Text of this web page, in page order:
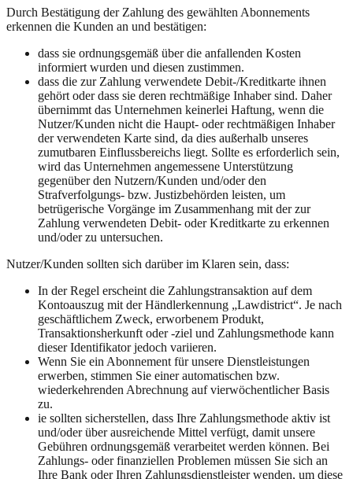
Durch Bestätigung der Zahlung des gewählten Abonnements
erkennen die Kunden an und bestätigen:
dass sie ordnungsgemäß über die anfallenden Kosten
informiert wurden und diesen zustimmen.
dass die zur Zahlung verwendete Debit-/Kreditkarte ihnen
gehört oder dass sie deren rechtmäßige Inhaber sind. Daher
übernimmt das Unternehmen keinerlei Haftung, wenn die
Nutzer/Kunden nicht die Haupt- oder rechtmäßigen Inhaber
der verwendeten Karte sind, da dies außerhalb unseres
zumutbaren Einflussbereichs liegt. Sollte es erforderlich sein,
wird das Unternehmen angemessene Unterstützung
gegenüber den Nutzern/Kunden und/oder den
Strafverfolgungs- bzw. Justizbehörden leisten, um
betrügerische Vorgänge im Zusammenhang mit der zur
Zahlung verwendeten Debit- oder Kreditkarte zu erkennen
und/oder zu untersuchen.
Nutzer/Kunden sollten sich darüber im Klaren sein, dass:
In der Regel erscheint die Zahlungstransaktion auf dem
Kontoauszug mit der Händlerkennung „Lawdistrict“. Je nach
geschäftlichem Zweck, erworbenem Produkt,
Transaktionsherkunft oder -ziel und Zahlungsmethode kann
dieser Identifikator jedoch variieren.
Wenn Sie ein Abonnement für unsere Dienstleistungen
erwerben, stimmen Sie einer automatischen bzw.
wiederkehrenden Abrechnung auf vierwöchentlicher Basis
zu.
ie sollten sicherstellen, dass Ihre Zahlungsmethode aktiv ist
und/oder über ausreichende Mittel verfügt, damit unsere
Gebühren ordnungsgemäß verarbeitet werden können. Bei
Zahlungs- oder finanziellen Problemen müssen Sie sich an
Ihre Bank oder Ihren Zahlungsdienstleister wenden, um diese